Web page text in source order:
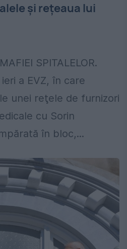
şi reţeaua lui
SPITALELOR.
a EVZ, în care
unei reţele de furnizori
cu Sorin
în bloc,...